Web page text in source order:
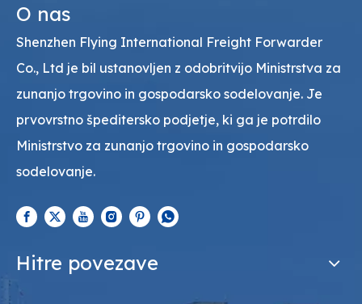
O nas
Shenzhen Flying International Freight Forwarder
Co., Ltd je bil ustanovljen z odobritvijo Ministrstva za
zunanjo trgovino in gospodarsko sodelovanje. Je
prvovrstno špeditersko podjetje, ki ga je potrdilo
Ministrstvo za zunanjo trgovino in gospodarsko
sodelovanje.
Hitre povezave